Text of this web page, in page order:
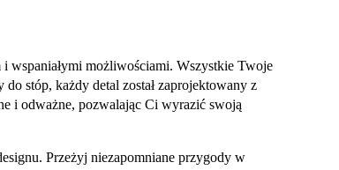
wspaniałymi możliwościami. Wszystkie Twoje
stóp, każdy detal został zaprojektowany z
i odważne, pozwalając Ci wyrazić swoją
Przeżyj niezapomniane przygody w